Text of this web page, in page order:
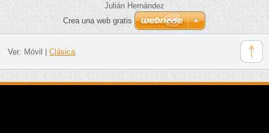
Julián Hernández
Crea una web gratis
Ver: Móvil Clásica